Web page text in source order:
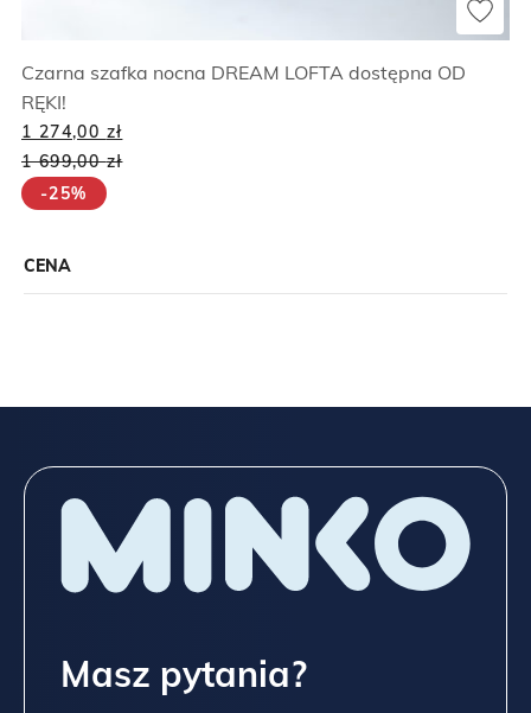
CENA
Czarna szafka nocna DREAM LOFTA dostępna OD
RĘKI!
1 274,00 zł
1 699,00zł
-25%
Masz pytania?